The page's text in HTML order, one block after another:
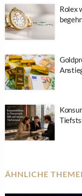
Rolex
ÄHNLICHE